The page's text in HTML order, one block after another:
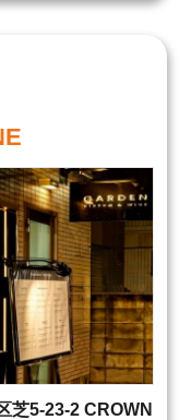
芝5-23-2 CROWN